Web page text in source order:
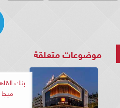
موضوعات متعلقة
بنك
ميجا